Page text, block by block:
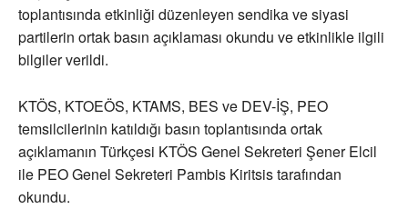
toplantısında etkinliği düzenleyen sendika ve siyasi
partilerin ortak basın açıklaması okundu ve etkinlikle ilgili
bilgiler verildi.
KTÖS, KTOEÖS, KTAMS, BES ve DEV-İŞ, PEO
temsilcilerinin katıldığı basın toplantısında ortak
açıklamanın Türkçesi KTÖS Genel Sekreteri Şener Elcil
ile PEO Genel Sekreteri Pambis Kiritsis tarafından
okundu.